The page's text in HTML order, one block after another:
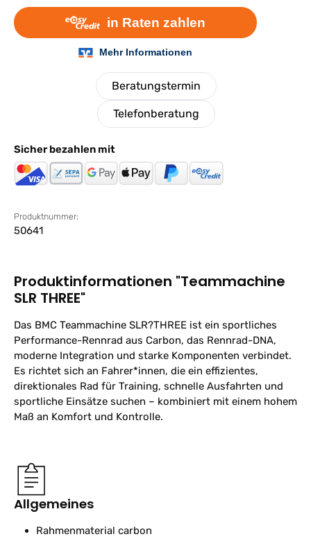
Beratungstermin
Telefonberatung
Sicher bezahlen mit
Produktnummer:
50641
Produktinformationen "Teammachine
SLR THREE"
Das BMC Teammachine SLR?THREE ist ein sportliches
Performance-Rennrad aus Carbon, das Rennrad-DNA,
moderne Integration und starke Komponenten verbindet.
Es richtet sich an Fahrer*innen, die ein effizientes,
direktionales Rad für Training, schnelle Ausfahrten und
sportliche Einsätze suchen – kombiniert mit einem hohem
Maß an Komfort und Kontrolle.
Allgemeines
Rahmenmaterial carbon